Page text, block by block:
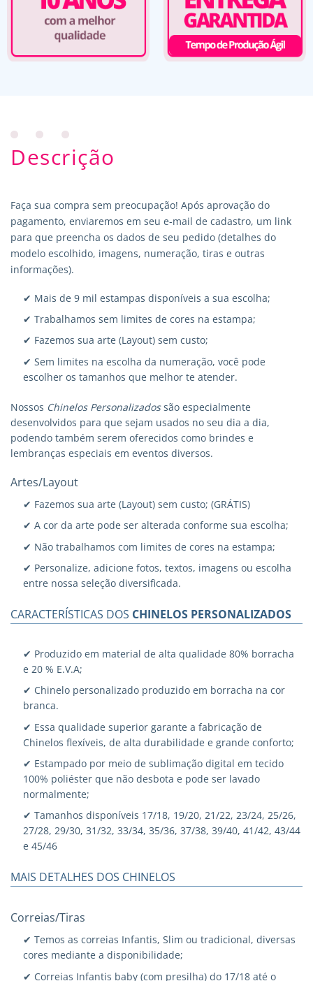
Descrição
Faça sua compra sem preocupação! Após aprovação do
pagamento, enviaremos em seu e-mail de cadastro, um link
para que preencha os dados de seu pedido (detalhes do
modelo escolhido, imagens, numeração, tiras e outras
informações).
✔ Mais de 9 mil estampas disponíveis a sua escolha;
✔ Trabalhamos sem limites de cores na estampa;
✔ Fazemos sua arte (Layout) sem custo;
✔ Sem limites na escolha da numeração, você pode
escolher os tamanhos que melhor te atender.
Nossos Chinelos Personalizadossão especialmente
desenvolvidos para que sejam usados no seu dia a dia,
podendo também serem oferecidos como brindes e
lembranças especiais em eventos diversos.
Artes/Layout
✔ Fazemos sua arte (Layout) sem custo; (GRÁTIS)
✔ A cor da arte pode ser alterada conforme sua escolha;
✔ Não trabalhamos com limites de cores na estampa;
✔ Personalize, adicione fotos, textos, imagens ou escolha
entre nossa seleção diversificada.
CARACTERÍSTICAS DOS CHINELOS PERSONALIZADOS
✔ Produzido em material de alta qualidade 80% borracha
e 20 % E.V.A;
✔ Chinelo personalizado produzido em borracha na cor
branca.
✔ Essa qualidade superior garante a fabricação de
Chinelos flexíveis, de alta durabilidade e grande conforto;
✔ Estampado por meio de sublimação digital em tecido
100% poliéster que não desbota e pode ser lavado
normalmente;
✔ Tamanhos disponíveis 17/18, 19/20, 21/22, 23/24, 25/26,
27/28, 29/30, 31/32, 33/34, 35/36, 37/38, 39/40, 41/42, 43/44
e 45/46
MAIS DETALHES DOS CHINELOS
Correias/Tiras
✔ Temos as correias Infantis, Slim ou tradicional, diversas
cores mediante a disponibilidade;
✔ Correias Infantis baby (com presilha) do 17/18 até o